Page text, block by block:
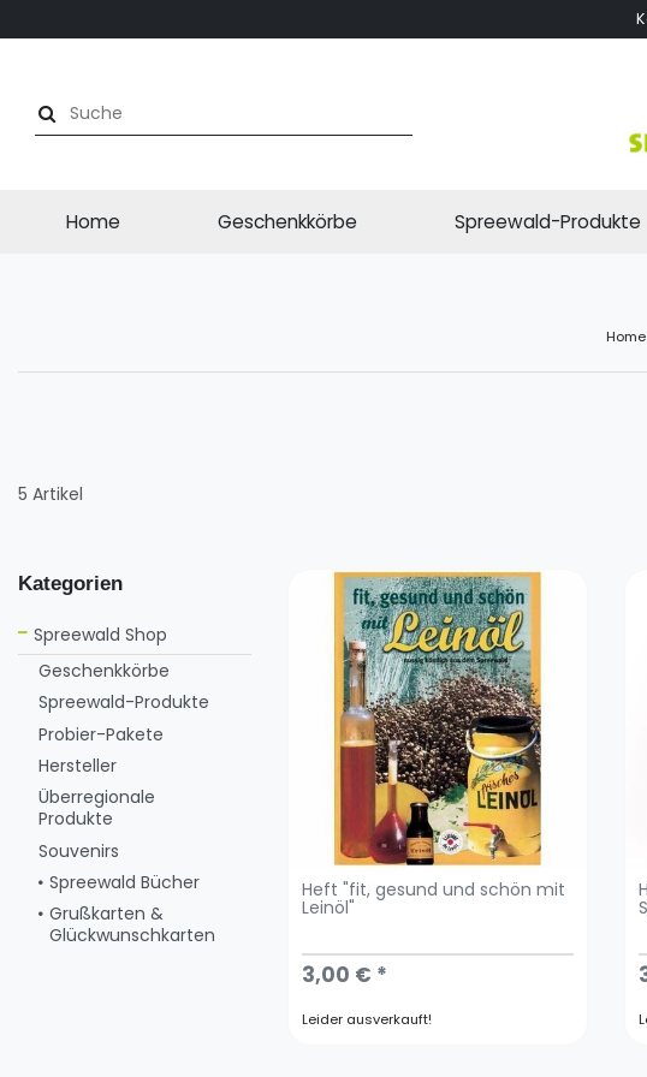
Home Geschenkkörbe Spreewald-Produkte
Home
5 Artikel
Kategorien
Spreewald Shop
Geschenkkörbe
Spreewald-Produkte
Probier-Pakete
Hersteller
Überregionale
Produkte
Souvenirs
Spreewald Bücher
Grußkarten &
Glückwunschkarten
Heft "fit, gesund und schön mit
Leinöl"
3,00 € *
Leider ausverkauft!